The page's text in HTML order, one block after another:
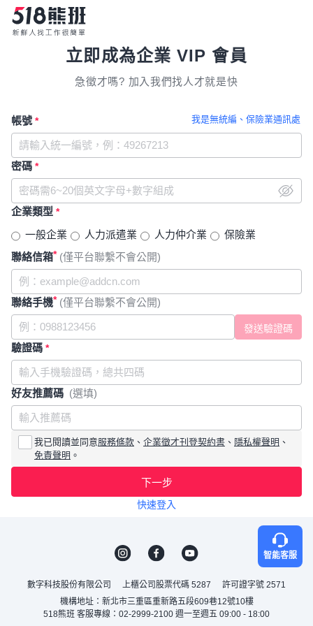
立即成為企業 VIP 會員
急徵才嗎? 加入我們找人才就是快
我是無統編、保險業通訊處
帳號 *
密碼 *
企業類型 *
一般企業 人力派遣業 人力仲介業
保險業
聯絡信箱* (僅平台聯繫不會公開)
聯絡手機* (僅平台聯繫不會公開)
驗證碼 *
好友推薦碼 (選填)
我已閱讀並同意服務條款 、 企業徵才刊登契約書 、 隱私權聲明 、
免責聲明 。
下一步
快速登入
智能客服
數字科技股份有限公司 上櫃公司股票代碼 5287
許可證字號 2571
機構地址：新北市三重區重新路五段609巷12號10樓
518熊班 客服專線：02-2999-2100 週一至週五 09:00 - 18:00